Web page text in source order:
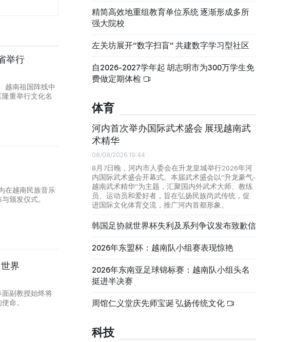
举行
越南祖国阵线中
重举行文化名
在越南民族音乐
颁发仪式。
界
副教授始终将
命。
精简高效地重组教育单位系统 逐渐形成多所
强大院校
左关坊展开“数字扫盲” 共建数字学习型社区
自2026-2027学年起 胡志明市为300万学生免
费做定期体检
体育
河内首次举办国际武术盛会 展现越南武
术精华
08/08/2026 19:44
8月7日晚，河内市人委会在升龙皇城举行2026年河
内国际武术盛会开幕式。本届武术盛会以“升龙豪气-
越南武术精华”为主题，汇聚国内外武术大师、教练
员、运动员和爱好者，旨在弘扬民族尚武传统，促
进国际文化体育交流，推广河内首都形象。
韩国足协就世界杯失利及系列争议发布致歉信
2026年东盟杯：越南队小组赛表现惊艳
2026年东南亚足球锦标赛：越南队小组头名
挺进半决赛
周馆仁义堂庆先师宝诞 弘扬传统文化
科技